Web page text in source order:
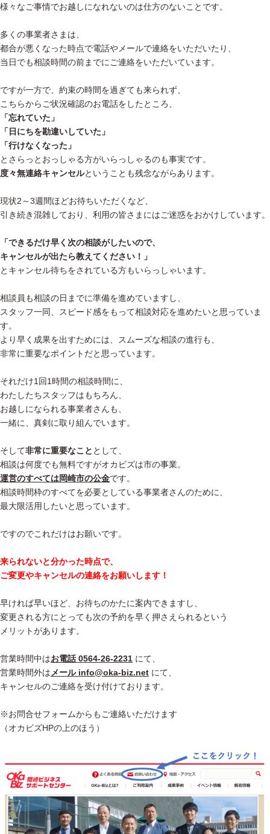
様々なご事情でお越しになれないのは仕方のないことです。
多くの事業者さまは、
都合が悪くなった時点で電話やメールで連絡をいただいたり、
当日でも相談時間の前までにご連絡をいただいています。
ですが一方で、約束の時間を過ぎても来られず、
こちらからご状況確認のお電話をしたところ、
「忘れていた」
「日にちを勘違いしていた」
「行けなくなった」
とさらっとおっしゃる方がいらっしゃるのも事実です。
度々無連絡キャンセルということも残念ながらあります。
現状2～3週間ほどお待ちいただくなど、
引き続き混雑しており、利用の皆さまにはご迷惑をおかけしています。
「できるだけ早く次の相談がしたいので、
キャンセルが出たら教えてください！」
とキャンセル待ちをされている方もいらっしゃいます。
相談員も相談の日までに準備を進めていますし、
スタッフ一同、スピード感をもって相談対応を進めたいと思っていま
す。
より早く成果を出すためには、スムーズな相談の進行も、
非常に重要なポイントだと思っています。
それだけ1回1時間の相談時間に、
わたしたちスタッフはもちろん、
お越しになられる事業者さんも、
一緒に、真剣に取り組んでいます。
そして非常に重要なこと として、
相談は何度でも無料ですがオカビズは市の事業。
運営のすべては岡崎市の公金です。
相談時間枠のすべてを必要としている事業者さんのために、
最大限活用したいと思っています。
ですのでこれだけはお願いです。
来られないと分かった時点で、
ご変更やキャンセルの連絡をお願いします！
早ければ早いほど、お待ちのかたに案内できますし、
変更される方にとっても次の予約を早く押さえられるという
メリットがあります。
営業時間中はお電話 0564-26-2231 にて、
営業時間外は メール info@oka-biz.net にて、
キャンセルのご連絡を受け付けております。
※お問合せフォームからもご連絡いただけます
（オカビズHPの上のほう）